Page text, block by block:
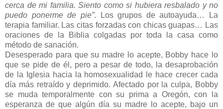
cerca de mi familia. Siento como si hubiera resbalado y no
puedo ponerme de pie”. Los grupos de autoayuda… La
terapia familiar. Las citas forzadas con chicas guapas… Las
oraciones de la Biblia colgadas por toda la casa como
método de sanación.
Desesperado para que su madre lo acepte, Bobby hace lo
que se pide de él, pero a pesar de todo, la desaprobación
de la Iglesia hacia la homosexualidad le hace crecer cada
día más retraído y deprimido. Afectado por la culpa, Bobby
se muda temporalmente con su prima a Oregón, con la
esperanza de que algún día su madre lo acepte, bajo un